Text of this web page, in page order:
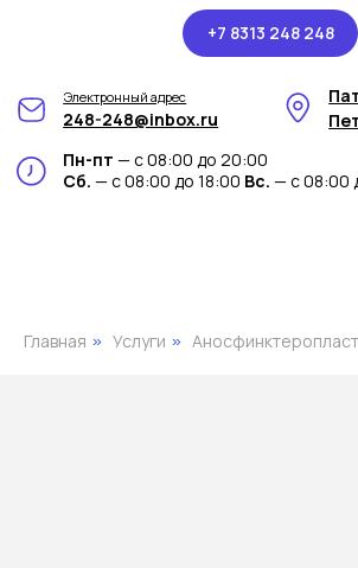
+7 8313 248 248
Пн-пт — с 08:00 до 20:00
Сб.— с 08:00 до 18:00Вс.— с 08:00 до 15:00
Главная » Услуги »